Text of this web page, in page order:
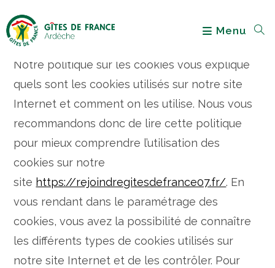
Menu
À propos de notre politique sur
l’utilisation des cookies
Notre politique sur les cookies vous explique
quels sont les cookies utilisés sur notre site
Internet et comment on les utilise. Nous vous
recommandons donc de lire cette politique
pour mieux comprendre l’utilisation des
cookies sur notre
site https://rejoindregitesdefrance07.fr/. En
vous rendant dans le paramétrage des
cookies, vous avez la possibilité de connaître
les différents types de cookies utilisés sur
notre site Internet et de les contrôler. Pour